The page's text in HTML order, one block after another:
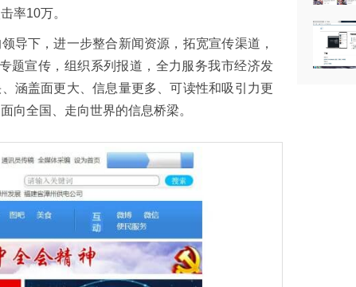
率10万。
导下，进一步整合新闻资源，拓宽宣传渠道，
题宣传，组织系列报道，全力服务我市经济发
涵盖面更大、信息量更多、可读性和吸引力更
向全国、走向世界的信息桥梁。